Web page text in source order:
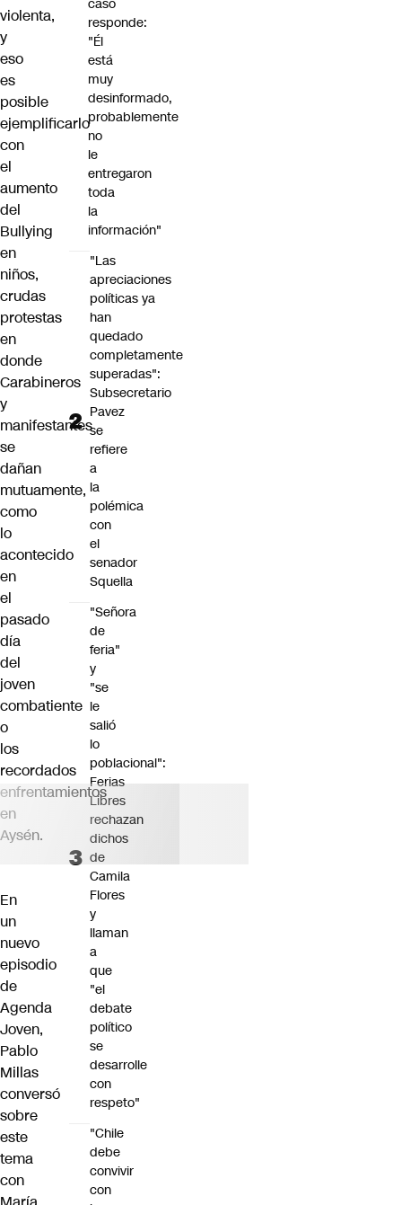
violenta,
y
eso
es
posible
ejemplificarlo
con
el
aumento
del
Bullying
en
niños,
crudas
protestas
en
donde
Carabineros
y
manifestantes
se
dañan
mutuamente,
como
lo
acontecido
en
el
pasado
día
del
joven
combatiente
o
los
recordados
enfrentamientos
en
Aysén.
En
un
nuevo
episodio
de
Agenda
Joven,
Pablo
Millas
conversó
sobre
este
tema
con
caso
responde:
"Él
está
muy
desinformado,
probablemente
no
le
entregaron
toda
la
información"
"Las
apreciaciones
políticas ya
han
quedado
completamente
superadas":
Subsecretario
Pavez
se
refiere
a
la
polémica
con
el
senador
Squella
"Señora
de
feria"
y
"se
le
salió
lo
poblacional":
Ferias
Libres
rechazan
dichos
de
Camila
Flores
y
llaman
a
que
"el
debate
político
se
desarrolle
con
respeto"
"Chile
debe
convivir
con